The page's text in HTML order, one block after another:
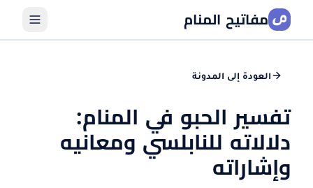
مفاتيح المنام
العودة إلى المدونة
تفسير الحبو في المنام:
دلالاته للنابلسي ومعانيه
وإشاراته